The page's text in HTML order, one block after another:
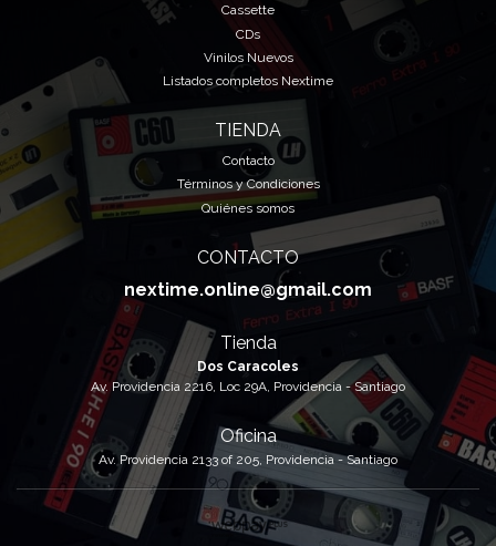
Cassette
CDs
Vinilos Nuevos
Listados completos Nextime
TIENDA
Contacto
Términos y Condiciones
Quiénes somos
CONTACTO
nextime.online@gmail.com
Tienda
Dos Caracoles
Av. Providencia 2216, Loc 29A, Providencia - Santiago
Oficina
Av. Providencia 2133 of 205, Providencia - Santiago